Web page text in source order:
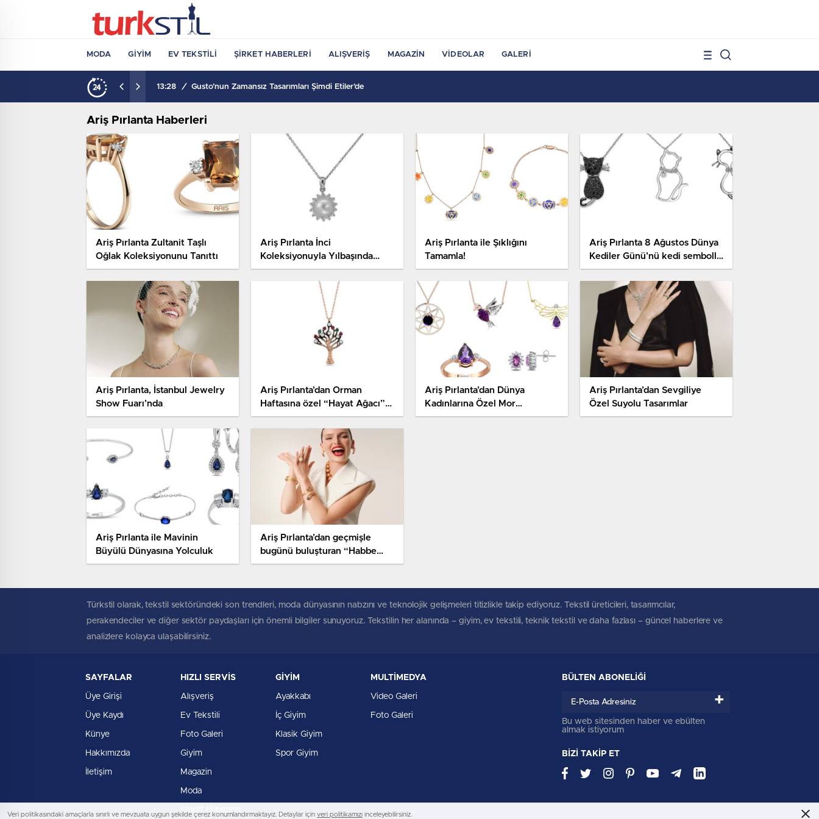
MODA GIYIM EV TEKSTILI ŞIRKET HABERLERI ALIŞVERIŞ MAGAZIN VIDEOLAR GALERI
13:28 / Gusto’nun Zamansız Tasarımları Şimdi Etiler’de
Ariş Pırlanta Haberleri
Ariş Pırlanta Zultanit Taşlı
Oğlak Koleksiyonunu Tanıttı
Ariş Pırlanta İnci
Koleksiyonuyla Yılbaşında
Asaleti Vurguluyor
Ariş Pırlanta ile Şıklığını
Tamamla!
Ariş Pırlanta 8 Ağustos Dünya
Kediler Günü’nü kedi sembollü
tasarımıyla kutluyor
Ariş Pırlanta, İstanbul Jewelry
Show Fuarı’nda
Ariş Pırlanta’dan Orman
Haftasına özel “Hayat Ağacı”
Kolye
Ariş Pırlanta’dan Dünya
Kadınlarına Özel Mor
Koleksiyon
Ariş Pırlanta’dan Sevgiliye
Özel Suyolu Tasarımlar
Ariş Pırlanta ile Mavinin
Büyülü Dünyasına Yolculuk
Ariş Pırlanta’dan geçmişle
bugünü buluşturan “Habbe
Koleksiyonu”
Türkstil olarak, tekstil sektöründeki son trendleri, moda dünyasının nabzını ve teknolojik gelişmeleri titizlikle takip ediyoruz. Tekstil üreticileri, tasarımcılar,
perakendeciler ve diğer sektör paydaşları için önemli bilgiler sunuyoruz. Tekstilin her alanında – giyim, ev tekstili, teknik tekstil ve daha fazlası – güncel haberlere ve
analizlere kolayca ulaşabilirsiniz.
SAYFALAR
Üye Girişi
Üye Kaydı
Künye
Hakkımızda
İletişim
HIZLI SERVİS
Alışveriş
Ev Tekstili
Foto Galeri
Giyim
Magazin
Moda
Şirket Haberleri
GİYİM
Ayakkabı
İç Giyim
Klasik Giyim
Spor Giyim
MULTİMEDYA
Video Galeri
Foto Galeri
BÜLTEN ABONELİĞİ
+
Bu web sitesinden haber ve ebülten
almak istiyorum
BİZİ TAKİP ET
Veri politikasındaki amaçlarla sınırlı ve mevzuata uygun şekilde çerez konumlandırmaktayız. Detaylar için veri politikamızı inceleyebilirsiniz.